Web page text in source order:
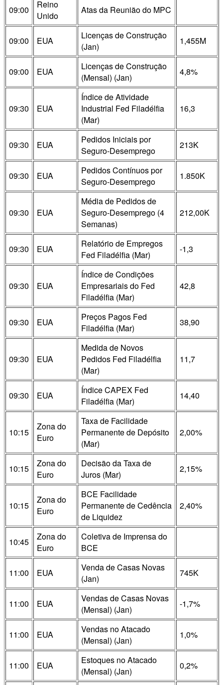
09:00
Reino
Unido
Atas da Reunião do MPC
09:00 EUA
Licenças de Construção
(Jan)
1,455M
09:00 EUA
Licenças de Construção
(Mensal) (Jan)
4,8%
09:30 EUA
Índice de Atividade
Industrial Fed Filadélfia
(Mar)
16,3
09:30 EUA
Pedidos Iniciais por
Seguro-Desemprego
213K
09:30 EUA
Pedidos Contínuos por
Seguro-Desemprego
1.850K
09:30 EUA
Média de Pedidos de
Seguro-Desemprego (4
Semanas)
212,00K
09:30 EUA
Relatório de Empregos
Fed Filadélfia (Mar)
-1,3
09:30 EUA
Índice de Condições
Empresariais do Fed
Filadélfia (Mar)
42,8
09:30 EUA
Preços Pagos Fed
Filadélfia (Mar)
38,90
09:30 EUA
Medida de Novos
Pedidos Fed Filadélfia
(Mar)
11,7
09:30 EUA
Índice CAPEX Fed
Filadélfia (Mar)
14,40
10:15
Zona do
Euro
Taxa de Facilidade
Permanente de Depósito
(Mar)
2,00%
10:15
Zona do
Euro
Decisão da Taxa de
Juros (Mar)
2,15%
10:15
Zona do
Euro
BCE Facilidade
Permanente de Cedência
de Liquidez
2,40%
10:45
Zona do
Euro
Coletiva de Imprensa do
BCE
11:00 EUA
Venda de Casas Novas
(Jan)
745K
11:00 EUA
Vendas de Casas Novas
(Mensal) (Jan)
-1,7%
11:00 EUA
Vendas no Atacado
(Mensal) (Jan)
1,0%
11:00 EUA
Estoques no Atacado
(Mensal) (Jan)
0,2%